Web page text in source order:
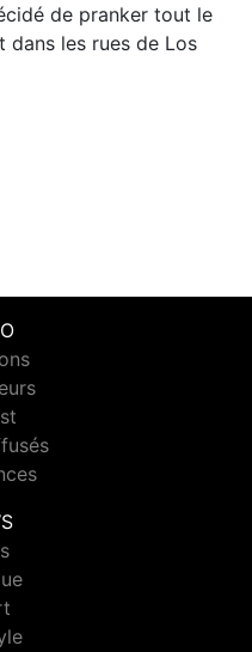
de pranker tout le
dans les rues de Los